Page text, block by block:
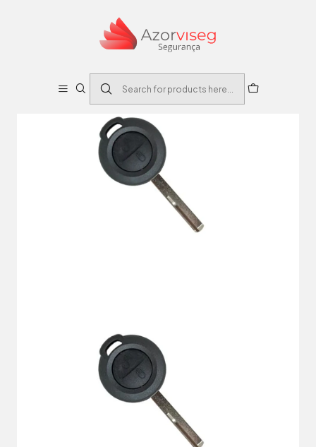
CAIXA SUBSTITUIÇÃO AUTO 2 BOTÕES